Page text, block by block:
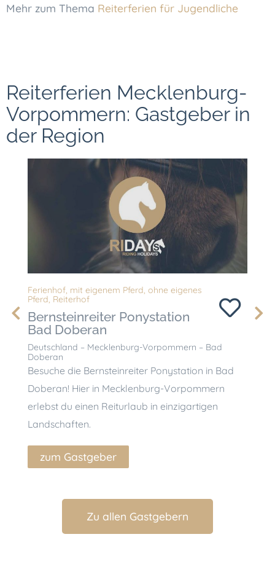
Mehr zum Thema Reiterferien für Jugendliche
Reiterferien Mecklenburg-
Vorpommern: Gastgeber in
der Region
Ferienhof, mit eigenem Pferd, ohne eigenes
Pferd, Reiterhof
Bernsteinreiter Ponystation
Bad Doberan
Deutschland – Mecklenburg-Vorpommern – Bad
Doberan
Besuche die Bernsteinreiter Ponystation in Bad
Doberan! Hier in Mecklenburg-Vorpommern
erlebst du einen Reiturlaub in einzigartigen
Landschaften.
zum Gastgeber
Pferd
Zu allen Gastgebern